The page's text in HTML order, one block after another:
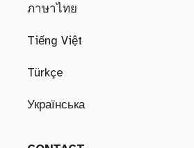
ภาษาไทย
Tiếng Việt
Türkçe
Українська